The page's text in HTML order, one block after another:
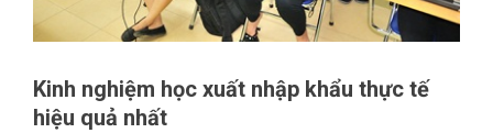
Kinh nghiệm học xuất nhập khẩu thực tế
hiệu quả nhất